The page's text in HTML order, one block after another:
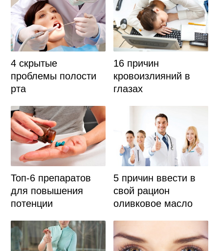
4 скрытые
проблемы полости
рта
16 причин
кровоизлияний в
глазах
Топ-6 препаратов
для повышения
потенции
5 причин ввести в
свой рацион
оливковое масло